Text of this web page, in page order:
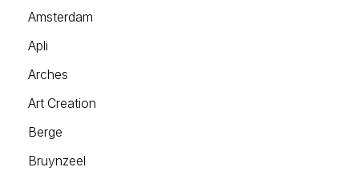
Coffrets & cadeaux
mail
Amsterdam
Apli
Arches
Art Creation
Berge
Bruynzeel